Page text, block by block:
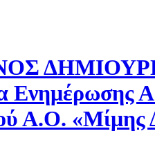
Ενημέρωσης
Α.Ο. «Μίμης